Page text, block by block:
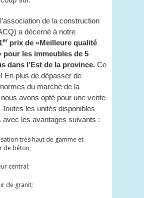
de la construction
a décerné à notre
er prix de «Meilleure qualité
pour les immeubles de 5
dans l’Est de la province. Ce
En plus de dépasser de
du marché de la
avons opté pour une vente
les unités disponibles
avec les avantages suivants :
très haut de gamme et
de béton;
central;
de granit;